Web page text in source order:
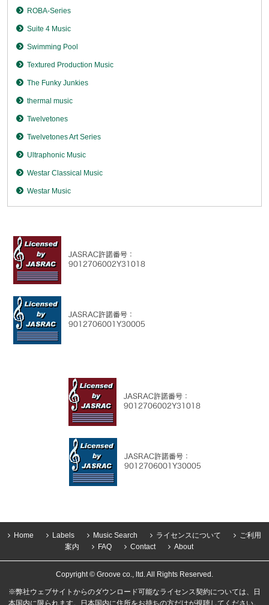
ROBA-Series
Suite 4 Music
Swimming Pool
Textured Production Music
The Funky Junkies
thermal music
Twelvetones
Twelvetones Art Series
Ultraphonic Music
Westar Classical Music
Westar Music
Home Labels Music Search ライセンスについて
ご利用
案内
FAQ Contact About
Copyright © Groove co., ltd. All Rights Reserved.
※弊社ウェブサイトからのダウンロード可能なライセンス契約については、日
本国内に限られます。日本国内に住所をお持ちの方だけが視聴してください。